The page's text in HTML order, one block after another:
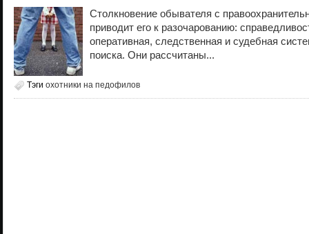
Столкновение обывателя с
приводит его к разочарованию:
оперативная, следственная и судебная
поиска. Они рассчитаны...
Тэги охотники на педофилов